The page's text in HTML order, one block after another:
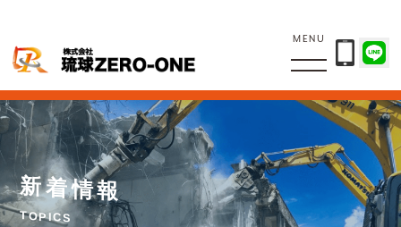
MENU
新着情報
TOPICS